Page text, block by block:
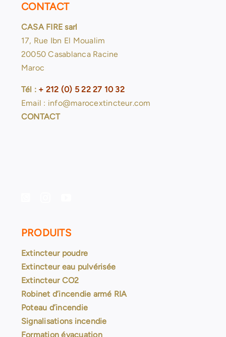
CONTACT
CASA FIRE sarl
17, Rue Ibn El Moualim
20050 Casablanca Racine
Maroc
Tél : + 212 (0) 5 22 27 10 32
Email : info@marocextincteur.com
CONTACT
PRODUITS
Extincteur poudre
Extincteur eau pulvérisée
Extincteur CO2
Robinet d’incendie armé RIA
Poteau d’incendie
Signalisations incendie
Formation évacuation